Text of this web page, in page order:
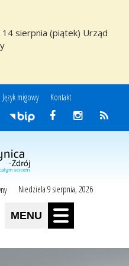
sierpnia (piątek) Urząd
Język migowy
Kontakt
Krynica-Zdrój
Niedziela 9 sierpnia, 2026
MENU